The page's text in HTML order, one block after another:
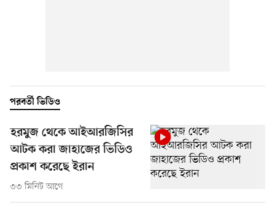
পরবর্তী ভিডিও
হরমুজ থেকে আইআরজিসির
আটক করা জাহাজের ভিডিও
প্রকাশ করেছে ইরান
৩৩ মিনিট আগে